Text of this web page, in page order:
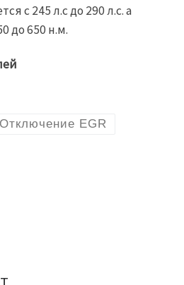
с 245 л.с до 290 л.с. а
до 650 н.м.
Отключение EGR